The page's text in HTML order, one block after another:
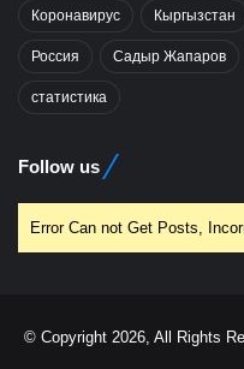
Коронавирус Кыргызстан
Россия Садыр Жапаров
статистика
Follow us
Error Can not Get Posts,
© Copyright 2026, All Rights